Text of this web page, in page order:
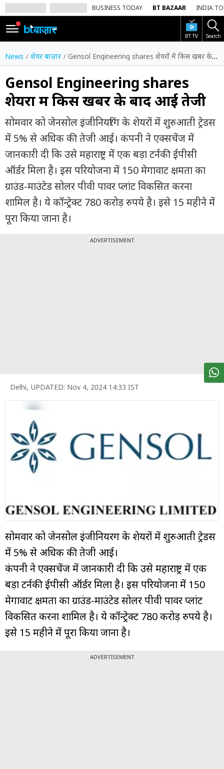
BUSINESS TODAY BT BAZAAR INDIA
BT TV Search
SIGN
IN
Dark
Mode
होम
शेयर
बाज़ार
वीडियो
ट्रेंडिंग
बिजनेस
न्यूज
बिजनेस
न्यूज
वीडियो
म्यूचुअल
फंड
News शेयर बाज़ार Gensol Engineering shares शेयरों में किस खबर के बाद आई तेजी
Gensol Engineering shares
शेयरों में किस खबर के बाद आई तेजी
सोमवार को जेनसोल इंजीनियरिंग के शेयरों में शुरुआती ट्रेडस
में 5% से अधिक की तेजी आई। कंपनी ने एक्सचेंज में
जानकारी दी कि उसे महाराष्ट्र में एक बड़ा टर्नकी ईपीसी
ऑर्डर मिला है। इस परियोजना में 150 मेगावाट क्षमता का
ग्राउंड-माउंटेड सोलर पीवी पावर प्लांट विकसित करना
शामिल है। ये कॉन्ट्रेक्ट 780 करोड़ रुपये है। इसे 15 महीने में
पूरा किया जाना है।
ADVERTISEMENT
Delhi, UPDATED: Nov 4, 2024 14:33 IST
सोमवार को जेनसोल इंजीनियरिंग के शेयरों में शुरुआती ट्रेडस
में 5% से अधिक की तेजी आई।
कंपनी ने एक्सचेंज में जानकारी दी कि उसे महाराष्ट्र में एक
बड़ा टर्नकी ईपीसी ऑर्डर मिला है। इस परियोजना में 150
मेगावाट क्षमता का ग्राउंड-माउंटेड सोलर पीवी पावर प्लांट
विकसित करना शामिल है। ये कॉन्ट्रेक्ट 780 करोड़ रुपये है।
इसे 15 महीने में पूरा किया जाना है।
ADVERTISEMENT